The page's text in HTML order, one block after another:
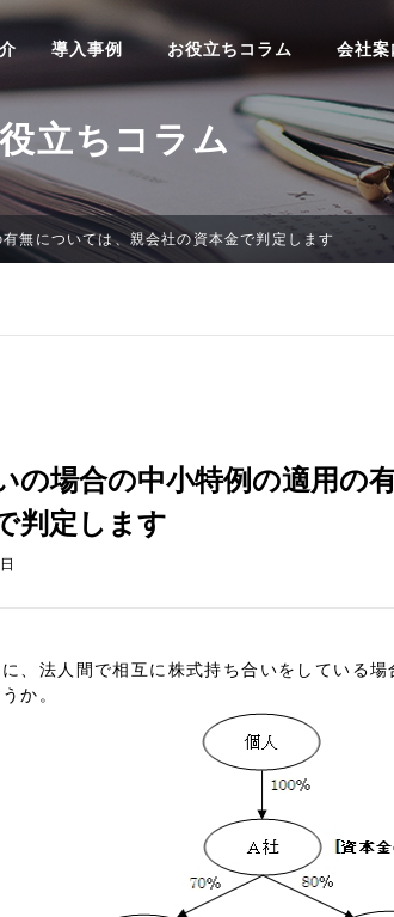
導入事例 お役立ちコラム 会社案
立ちコラム
無については、親会社の資本金で判定します
の場合の中小特例の適用の
判定します
、法人間で相互に株式持ち合いをしている
か。